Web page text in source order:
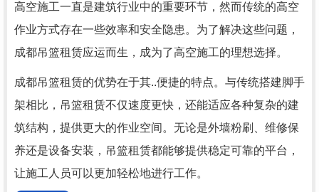
高空施工一直是建筑行业中的重要环节，然而传统的高空
作业方式存在一些效率和安全隐患。为了解决这些问题，
成都吊篮租赁应运而生，成为了高空施工的理想选择。
成都吊篮租赁的优势在于其..便捷的特点。与传统搭建脚手
架相比，吊篮租赁不仅速度更快，还能适应各种复杂的建
筑结构，提供更大的作业空间。无论是外墙粉刷、维修保
养还是设备安装，吊篮租赁都能够提供稳定可靠的平台，
让施工人员可以更加轻松地进行工作。